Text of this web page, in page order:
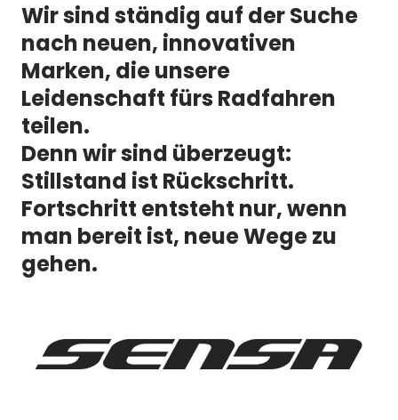
Wir sind ständig auf der Suche
nach neuen, innovativen
Marken, die unsere
Leidenschaft fürs Radfahren
teilen.
Denn wir sind überzeugt:
Stillstand ist Rückschritt.
Fortschritt entsteht nur, wenn
man bereit ist, neue Wege zu
gehen.